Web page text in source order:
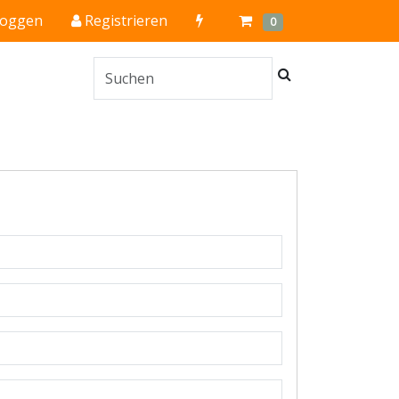
Registrieren
Quick
Order
Cart
0 Items